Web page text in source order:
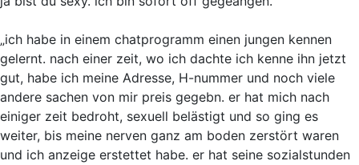
„ich habe in einem chatprogramm einen jungen kennen
gelernt. nach einer zeit, wo ich dachte ich kenne ihn jetzt
gut, habe ich meine Adresse, H-nummer und noch viele
andere sachen von mir preis gegebn. er hat mich nach
einiger zeit bedroht, sexuell belästigt und so ging es
weiter, bis meine nerven ganz am boden zerstört waren
und ich anzeige erstettet habe. er hat seine sozialstunden